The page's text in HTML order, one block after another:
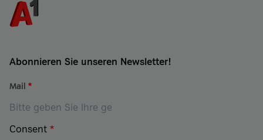
Abonnieren Sie unseren Newsletter!
Mail *
Consent *